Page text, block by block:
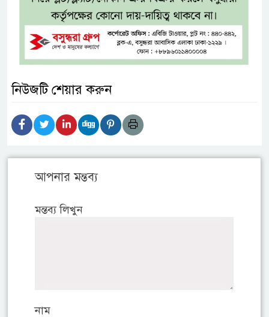
নিউজটি শেয়ার করুন
আপনার মন্তব্য
মন্তব্য লিখুন
নাম